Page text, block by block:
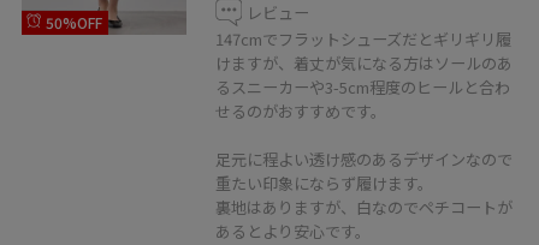
50%OFF
レビュー
147cmでフラットシューズだとギリギリ履
けますが、着丈が気になる方はソールのあ
るスニーカーや3-5cm程度のヒールと合わ
せるのがおすすめです。
足元に程よい透け感のあるデザインなので
重たい印象にならず履けます。
裏地はありますが、白なのでペチコートが
あるとより安心です。